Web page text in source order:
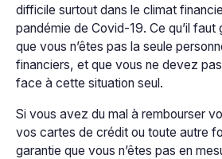
difficile surtout dans le climat
pandémie de Covid-19. Ce qu’il faut
que vous n’êtes pas la seule
financiers, et que vous ne devez
face à cette situation seul.
Si vous avez du mal à rembourser
vos cartes de crédit ou toute autre
garantie que vous n’êtes pas en